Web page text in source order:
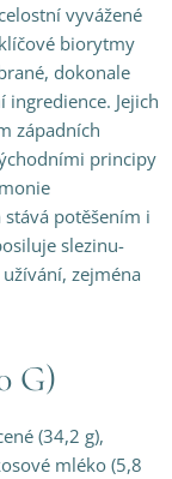
vyvážené
biorytmy
dokonale
ingredience. Jejich
západních
principy
potěšením i
slezinu-
zejména
G)
(34,2 g),
mléko (5,8